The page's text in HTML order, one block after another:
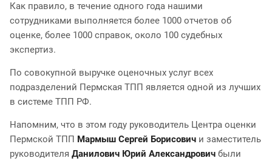
Как правило, в течение одного года нашими
сотрудниками выполняется более 1000 отчетов об
оценке, более 1000 справок, около 100 судебных
экспертиз.
По совокупной выручке оценочных услуг всех
подразделений Пермская ТПП является одной из лучших
в системе ТПП РФ.
Напомним, что в этом году руководитель Центра оценки
Пермской ТПП Мармыш Сергей Борисович и заместитель
руководителя Данилович Юрий Александрович были